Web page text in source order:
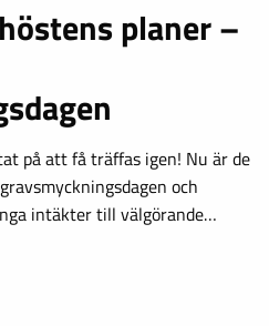
planer –
på att få träffas igen! Nu är de
och
intäkter till välgörande…